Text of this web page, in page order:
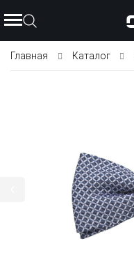
Главная Каталог